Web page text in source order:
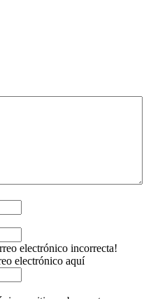
electrónico incorrecta!
electrónico aquí